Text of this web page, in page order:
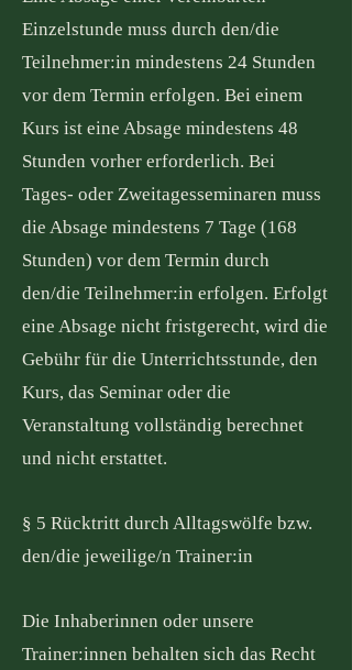
Einzelstunde muss durch den/die
Teilnehmer:in mindestens 24 Stunden
vor dem Termin erfolgen. Bei einem
Kurs ist eine Absage mindestens 48
Stunden vorher erforderlich. Bei
Tages- oder Zweitagesseminaren muss
die Absage mindestens 7 Tage (168
Stunden) vor dem Termin durch
den/die Teilnehmer:in erfolgen. Erfolgt
eine Absage nicht fristgerecht, wird die
Gebühr für die Unterrichtsstunde, den
Kurs, das Seminar oder die
Veranstaltung vollständig berechnet
und nicht erstattet.
§ 5 Rücktritt durch Alltagswölfe bzw.
den/die jeweilige/n Trainer:in
Die Inhaberinnen oder unsere
Trainer:innen behalten sich das Recht